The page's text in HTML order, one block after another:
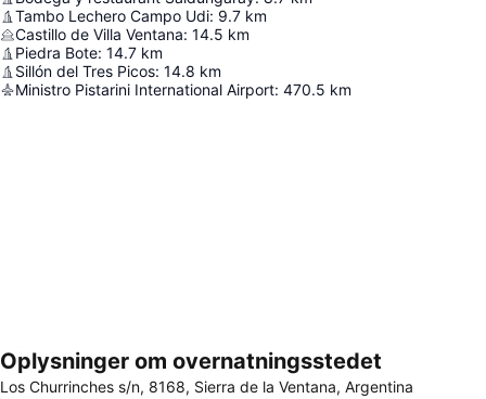
Tambo Lechero Campo Udi: 9.7 km
Castillo de Villa Ventana: 14.5 km
Piedra Bote: 14.7 km
Sillón del Tres Picos: 14.8 km
Ministro Pistarini International Airport: 470.5 km
Udvid kort
Oplysninger om overnatningsstedet
Los Churrinches s/n, 8168, Sierra de la Ventana, Argentina